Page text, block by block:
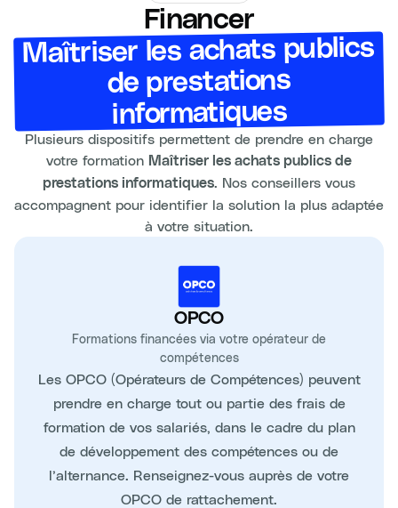
Financer
Maîtriser les achats publics
de prestations
informatiques
Plusieurs dispositifs permettent de prendre en charge
votre formation Maîtriser les achats publics de
prestations informatiques. Nos conseillers vous
accompagnent pour identifier la solution la plus adaptée
à votre situation.
OPCO
Formations financées via votre opérateur de
compétences
Les OPCO (Opérateurs de Compétences) peuvent
prendre en charge tout ou partie des frais de
formation de vos salariés, dans le cadre du plan
de développement des compétences ou de
l’alternance. Renseignez-vous auprès de votre
OPCO de rattachement.